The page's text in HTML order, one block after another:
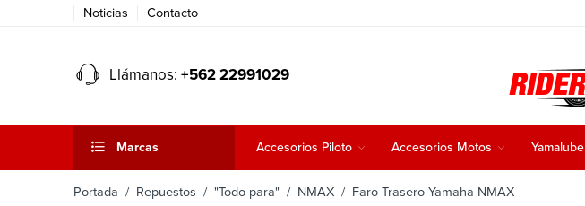
Noticias Contacto
Llámanos: +562 22991029
Marcas Accesorios Piloto Accesorios Motos Yamalube
Portada / Repuestos / "Todo para" / NMAX / Faro Trasero Yamaha NMAX